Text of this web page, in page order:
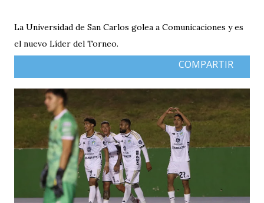
La Universidad de San Carlos golea a Comunicaciones y es
el nuevo Líder del Torneo.
COMPARTIR